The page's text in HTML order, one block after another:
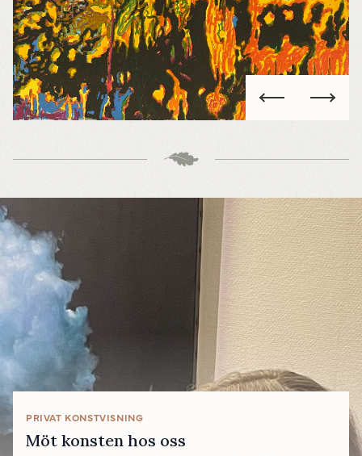
PRIVAT KONSTVISNING
Möt konsten hos oss